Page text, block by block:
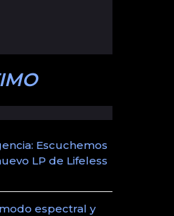
Escuchemos
LP de Lifeless
espectral y